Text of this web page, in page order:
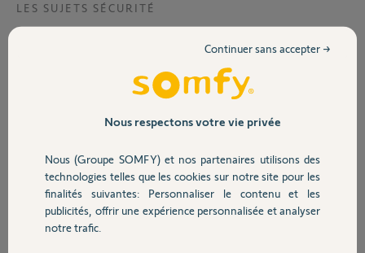
Volet
Sécurité
Domotique
LES SUJETS SÉCURITÉ
link activé mais non reconnu
mon link ne clignote pas il est fixe et blanc ,
sur mon application aucun équipement
j'ai activer mon badge ,et ma sirène intérieure c'est déclanché mon
détecteur de mouvement fonctionne
francoise T.
Participer au fil de discussion
Nous respectons votre vie privée
Nous (Groupe SOMFY) et nos partenaires utilisons des
technologies telles que les cookies sur notre site pour les
finalités suivantes: Personnaliser le contenu et les
publicités, offrir une expérience personnalisée et analyser
notre trafic.
Continuer sans accepter →